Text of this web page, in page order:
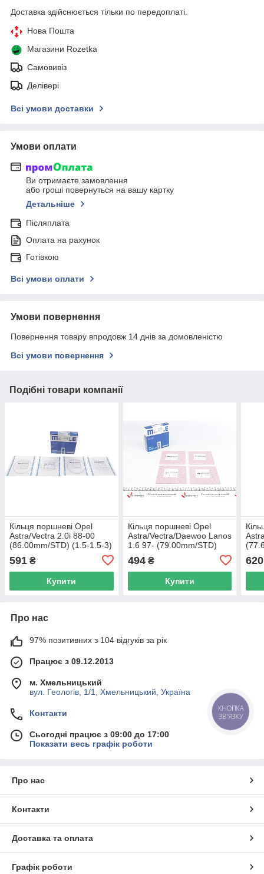
Доставка здійснюється тільки по передоплаті.
Нова Пошта
Магазини Rozetka
Самовивіз
Делівері
Всі умови доставки
Умови оплати
Ви отримаєте замовлення
або гроші повернуться на вашу картку
Детальніше
Післяплата
Оплата на рахунок
Готівкою
Всі умови оплати
Умови повернення
Повернення товару впродовж 14 днів за домовленістю
Всі умови повернення
Подібні товари компанії
Кільця поршневі Opel
Astra/Vectra 2.0i 88-00
(86.00mm/STD) (1.5-1.5-3)
591 ₴
Купити
Кільця поршневі Opel
Astra/Vectra/Daewoo Lanos
1.6 97- (79.00mm/STD)
(1.2-1.5-3) MAHLE 011 08
V0 UA62
494₴
Купити
620
Про нас
97% позитивних з 104 відгуків за рік
Працює з 09.12.2013
м. Хмельницький
вул. Геологів, 1/1, Хмельницький, Україна
Контакти
Сьогодні працює з 09:00 до 17:00
Показати весь графік роботи
Про нас
Контакти
Доставка та оплата
Графік роботи
КНОПКА
ЗВ'ЯЗКУ